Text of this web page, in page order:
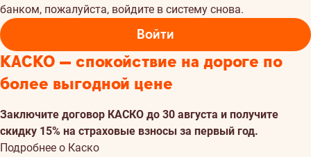
банком, пожалуйста, войдите в систему снова.
Войти
КАСКО — спокойствие на дороге по
более выгодной цене
Заключите договор КАСКО до 30 августа и получите
скидку 15% на страховые взносы за первый год.
Подробнее о Каско